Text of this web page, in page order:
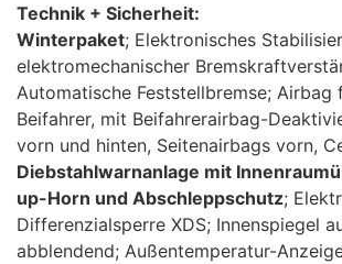
Technik + Sicherheit:
Winterpaket; Elektronisches
elektromechanischer
Automatische Feststellbremse; Airbag
Beifahrer, mit Beifahrerairbag-
vorn und hinten, Seitenairbags vorn,
Diebstahlwarnanlage mit
up-Horn und Abschleppschutz;
Differenzialsperre XDS; Innenspiegel
abblendend; Außentemperatur-